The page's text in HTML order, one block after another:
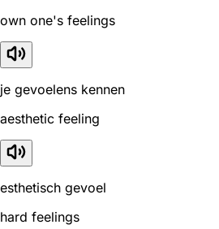
own one's feelings
je gevoelens kennen
aesthetic feeling
esthetisch gevoel
hard feelings